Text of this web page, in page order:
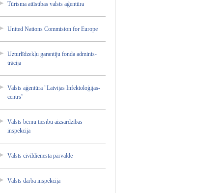
Tūrisma attīstī­bas valsts aģentūr­a
United Nations Commisi­on for Europe
Uzturlī­dzekļu garanti­ju fonda adminis­
trācija­
Valsts aģentūr­a "Latvij­as Infekto­loģijas­
centrs"
Valsts bērnu tiesību aizsard­zības
inspekc­ija
Valsts civildi­enesta pārvald­e
Valsts darba inspekc­ija